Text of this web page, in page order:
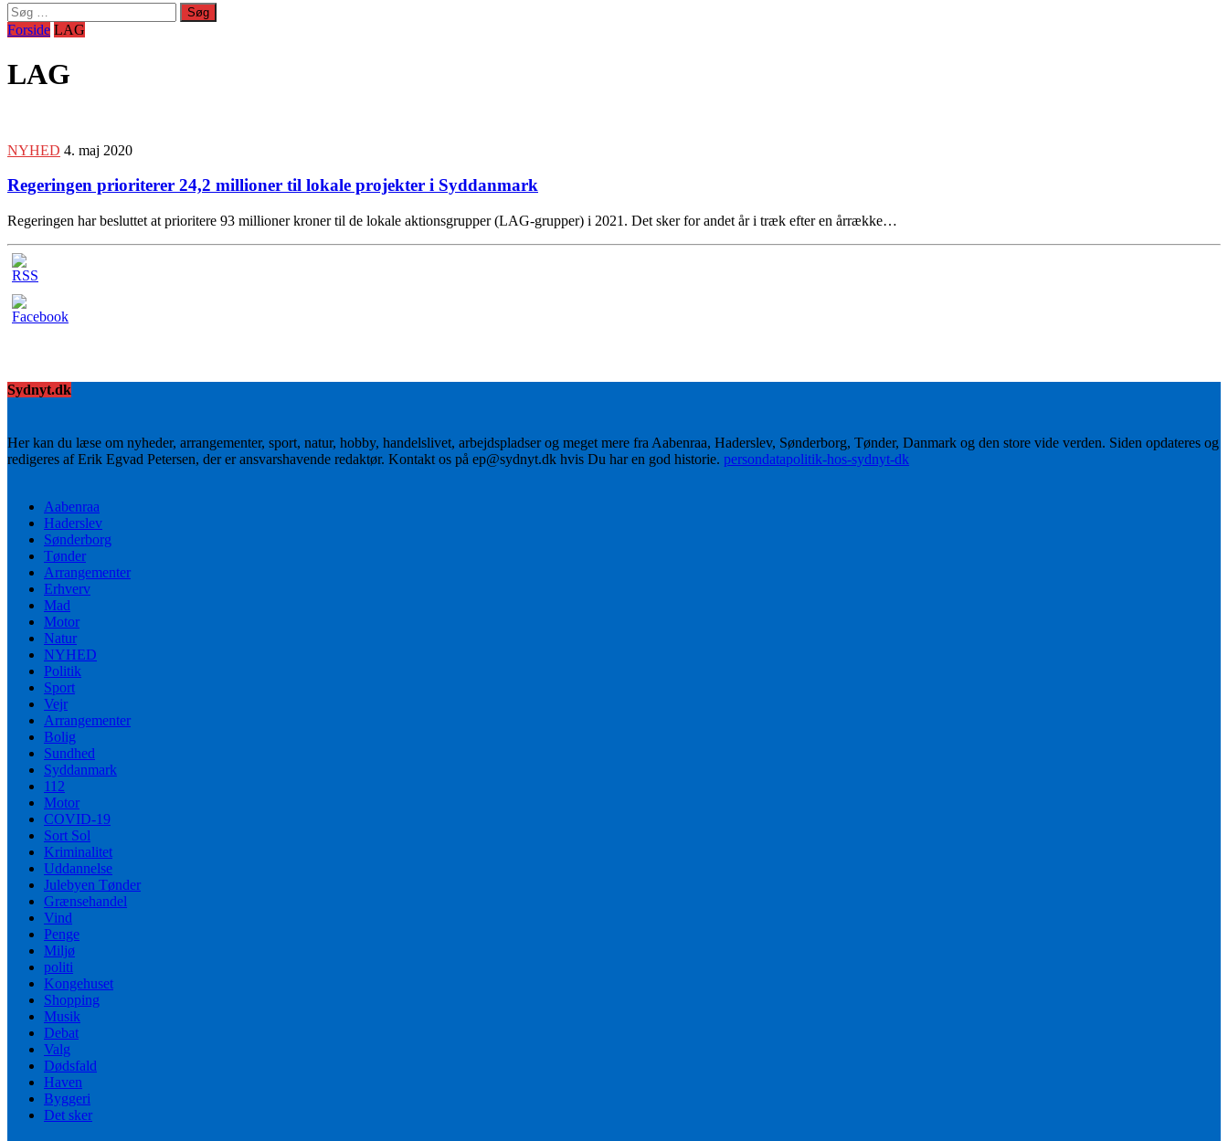
Søg
efter:
Forside LAG
LAG
NYHED 4. maj 2020
Regeringen prioriterer 24,2 millioner til lokale projekter i Syddanmark
Regeringen har besluttet at prioritere 93 millioner kroner til de lokale aktionsgrupper (LAG-grupper) i 2021. Det sker for andet år i træk efter en årrække…
Sydnyt.dk
Her kan du læse om nyheder, arrangementer, sport, natur, hobby, handelslivet, arbejdspladser og meget mere fra Aabenraa, Haderslev, Sønderborg, Tønder, Danmark og den store vide verden. Siden opdateres og
redigeres af Erik Egvad Petersen, der er ansvarshavende redaktør. Kontakt os på ep@sydnyt.dk hvis Du har en god historie. persondatapolitik-hos-sydnyt-dk
Aabenraa
Haderslev
Sønderborg
Tønder
Arrangementer
Erhverv
Mad
Motor
Natur
NYHED
Politik
Sport
Vejr
Arrangementer
Bolig
Sundhed
Syddanmark
112
Motor
COVID-19
Sort Sol
Kriminalitet
Uddannelse
Julebyen Tønder
Grænsehandel
Vind
Penge
Miljø
politi
Kongehuset
Shopping
Musik
Debat
Valg
Dødsfald
Haven
Byggeri
Det sker